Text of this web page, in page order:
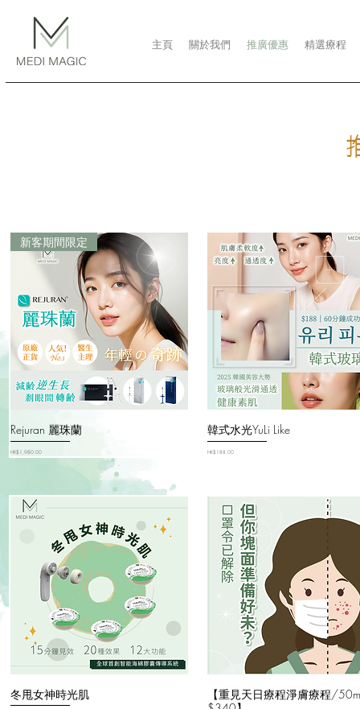
主頁 關於我們 推廣優惠 精選療程
新客期間限定
Rejuran 麗珠蘭
價格
HK$1,980.00
韓式水光YuLi Like
價格
HK$188.00
冬甩女神時光肌
【重見天日療程淨膚療程/